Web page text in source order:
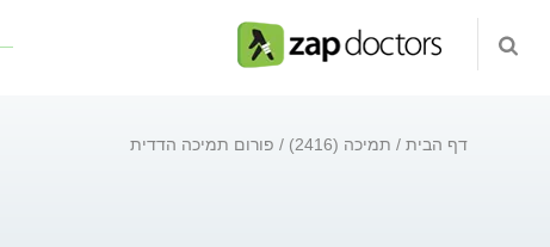
דף הבית תמיכה (2416) פורום תמיכה הדדית